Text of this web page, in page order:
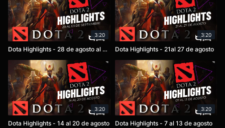
3:20
Dota Highlights - 28 de agosto al 3 de septiembre
3:20
Dota Highlights - 21al 27 de agosto
3:20
Dota Highlights - 14 al 20 de agosto
3:20
Dota Highlights - 7 al 13 de agosto